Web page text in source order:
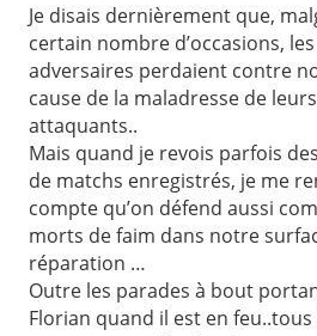
Je disais dernièrement que,
certain nombre d’occasions, les
adversaires perdaient contre
cause de la maladresse de leurs
attaquants..
Mais quand je revois parfois
de matchs enregistrés, je me
compte qu’on défend aussi
morts de faim dans notre
réparation …
Outre les parades à bout
Florian quand il est en feu..tous